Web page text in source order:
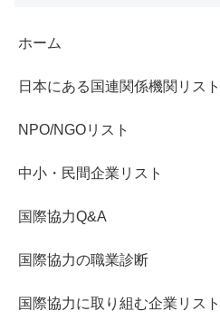
ホーム
日本にある国連関係機関リスト
NPO/NGOリスト
中小・民間企業リスト
国際協力Q&A
国際協力の職業診断
国際協力に取り組む企業リスト